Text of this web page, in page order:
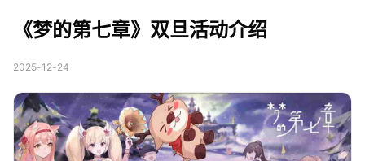
《梦的第七章》双旦活动介绍
2025-12-24